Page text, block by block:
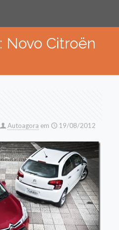
Novo Citroën
Autoagora em 19/08/2012